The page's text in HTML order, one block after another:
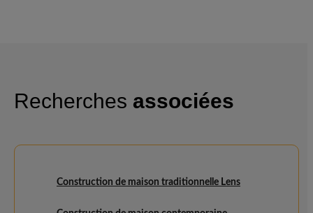
Recherches associées
Construction de maison traditionnelle Lens